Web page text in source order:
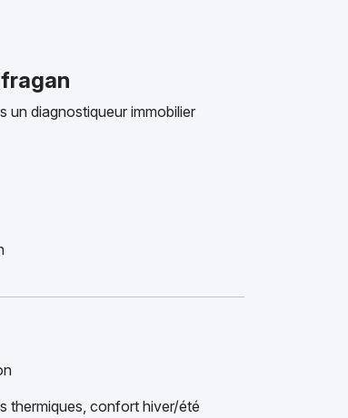
un diagnostiqueur immobilier
thermiques, confort hiver/été